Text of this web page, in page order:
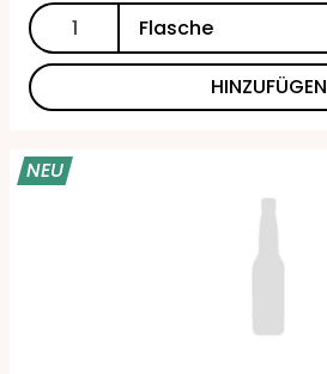
HINZUFÜGEN
NEU